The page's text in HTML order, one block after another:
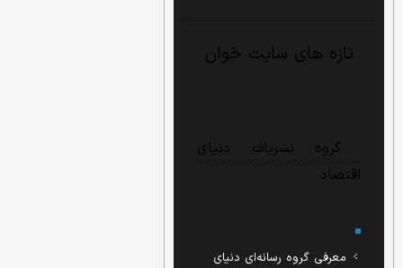
تازه های سایت خوان
گروه نشریات دنیای
اقتصاد
معرفی گروه رسانه‌ای دنیای